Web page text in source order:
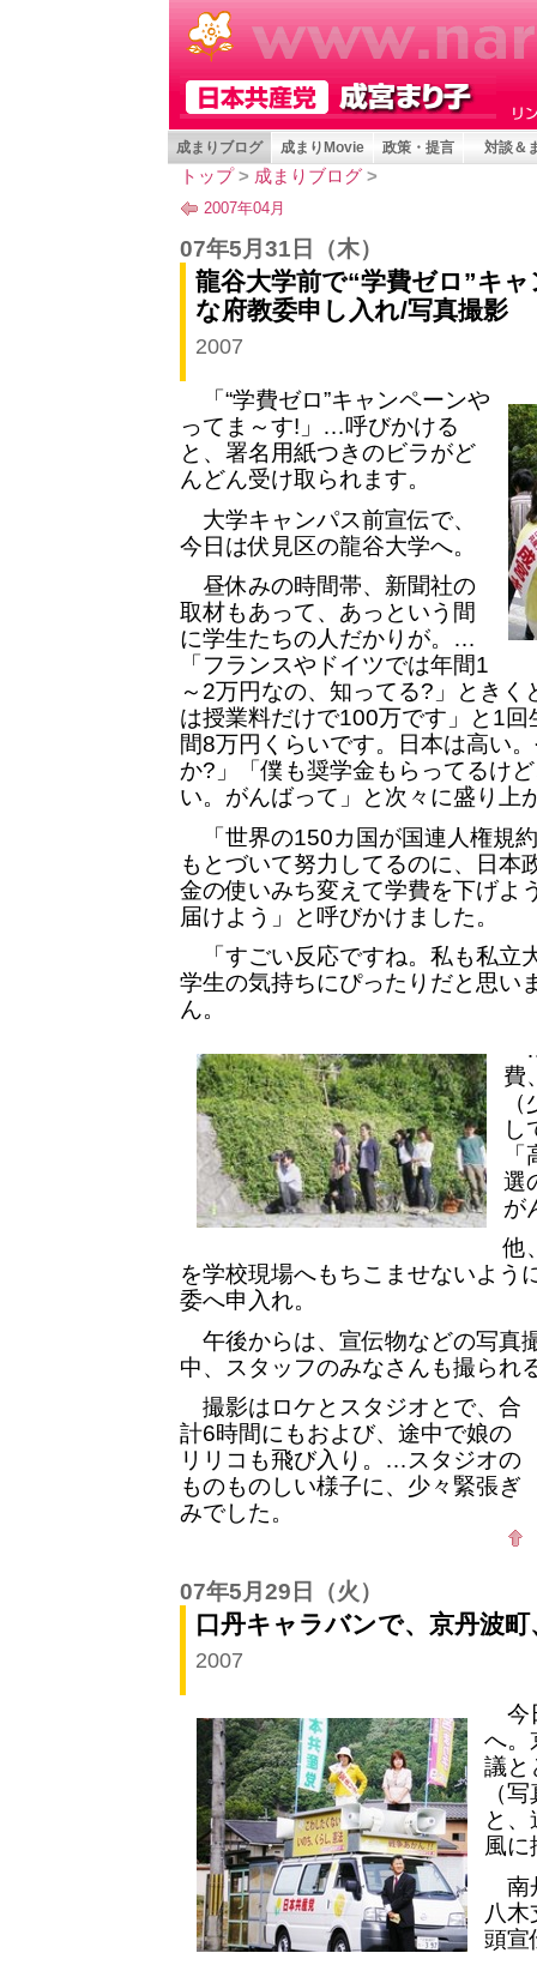
成まりブログ 成まりMovie 政策・提言 対談＆
トップ> 成まりブログ >
2007年04月
07年5月31日 （木）
龍谷大学前で“学費ゼロ”キ
な府教委申し入れ/写真撮影
2007
「“学費ゼロ”キャンペーンや
ってま～す!」…呼びかける
と、署名用紙つきのビラがど
んどん受け取られます。
大学キャンパス前宣伝で、
今日は伏見区の龍谷大学へ。
昼休みの時間帯、新聞社の
取材もあって、あっという間
に学生たちの人だかりが。…
「フランスやドイツでは年間1
～2万円なの、知ってる?」とき
は授業料だけで100万です」と1
間8万円くらいです。日本は高い
か?」「僕も奨学金もらってるけ
い。がんばって」と次々に盛り上
「世界の150カ国が国連人権規
もとづいて努力してるのに、日本
金の使いみち変えて学費を下げよ
届けよう」と呼びかけました。
「すごい反応ですね。私も私立
学生の気持ちにぴったりだと思い
ん。
…
費
し
選
が
他
を学校現場へもちこませないよう
委へ申入れ。
午後からは、宣伝物などの写真
中、スタッフのみなさんも撮られ
撮影はロケとスタジオとで、合
計6時間にもおよび、途中で娘の
リリコも飛び入り。…スタジオの
ものものしい様子に、少々緊張ぎ
みでした。
07年5月29日 （火）
口丹キャラバンで、京丹波
2007
今
へ。
議と
（
と
風に
南
八
頭宣